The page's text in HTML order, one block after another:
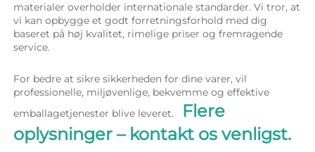
materialer overholder internationale standarder. Vi tror, at
vi kan opbygge et godt forretningsforhold med dig
baseret på høj kvalitet, rimelige priser og fremragende
service.
For bedre at sikre sikkerheden for dine varer, vil
professionelle, miljøvenlige, bekvemme og effektive
emballagetjenester blive leveret.
Flere
oplysninger – kontakt os venligst.